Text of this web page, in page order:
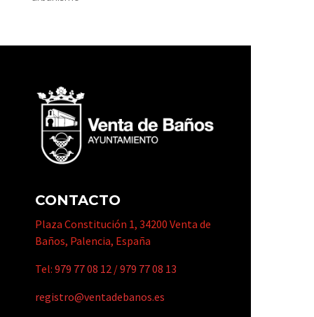
CONTACTO
Plaza Constitución 1, 34200 Venta de
Baños, Palencia, España
Tel: 979 77 08 12 /979 77 08 13
registro@ventadebanos.es